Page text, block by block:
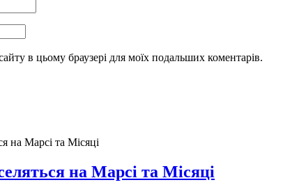
в цьому браузері для моїх подальших коментарів.
на Марсі та Місяці